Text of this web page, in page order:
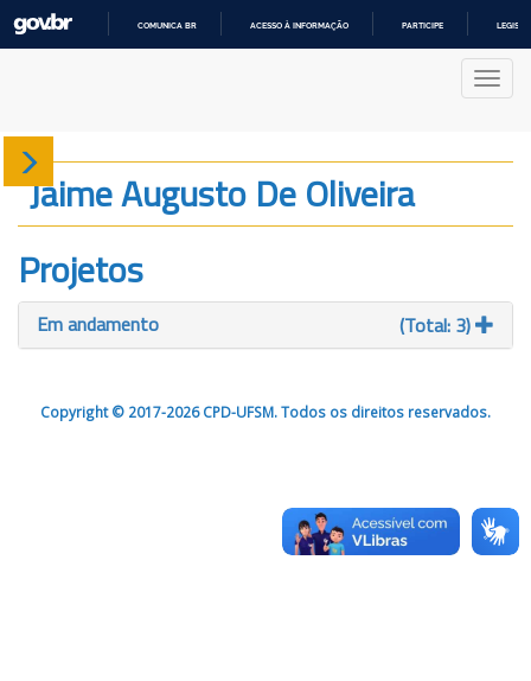
COMUNICA BR ACESSO À INFORMAÇÃO PARTICIPE
Sobre
Produção
Projetos
Gráficos
Jaime Augusto De Oliveira
Projetos
Em andamento (Total: 3)
Copyright © 2017-2026 CPD-UFSM. Todos os direitos reservados.